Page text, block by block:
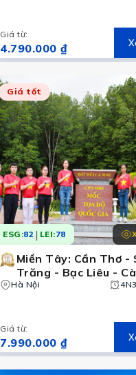
Giá từ:
4.790.000 ₫
Giá tốt
ESG:82 | LEI:78
Miền Tây: Cần Thơ -
Trăng - Bạc Liêu -
Hà Nội
Giá từ:
7.990.000 ₫